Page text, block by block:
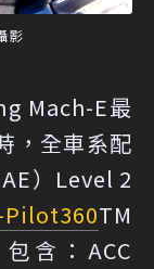
影
Mach-E最
，全車系配
）Level 2
Pilot360TM
含：ACC